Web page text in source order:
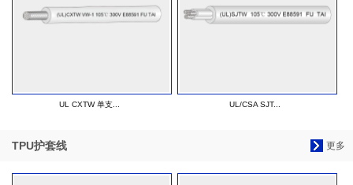
UL CXTW 单支... UL/CSA SJT...
更多
TPU护套线